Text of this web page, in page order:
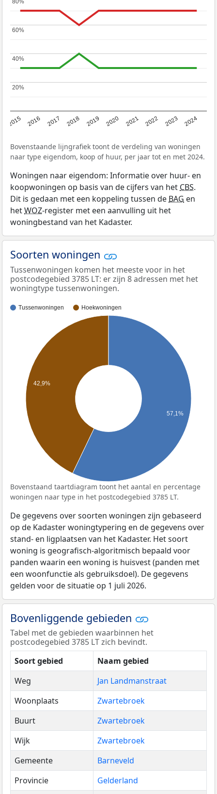
2015 2016 2017 2018 2019 2020 2021 2022 2023 2024
20%
20%
40%
40%
60%
60%
80%
80%
Bovenstaande lijngrafiek toont de verdeling van woningen
naar type eigendom, koop of huur, per jaar tot en met 2024.
Woningen naar eigendom: Informatie over huur- en
koopwoningen op basis van de cijfers van het CBS.
Dit is gedaan met een koppeling tussen de BAG en
hetWOZ-register met een aanvulling uit het
woningbestand van het Kadaster.
Soorten woningen
Tussenwoningen komen het meeste voor in het
postcodegebied 3785 LT: er zijn 8 adressen met het
woningtype tussenwoningen.
Tussenwoningen Hoekwoningen
42,9%
57,1%
Bovenstaand taartdiagram toont het aantal en percentage
woningen naar type in het postcodegebied 3785 LT.
De gegevens over soorten woningen zijn gebaseerd
op de Kadaster woningtypering en de gegevens over
stand- en ligplaatsen van het Kadaster. Het soort
woning is geografisch-algoritmisch bepaald voor
panden waarin een woning is huisvest (panden met
een woonfunctie als gebruiksdoel). De gegevens
gelden voor de situatie op 1 juli 2026.
Bovenliggende gebieden
Tabel met de gebieden waarbinnen het
postcodegebied 3785 LT zich bevindt.
Soort gebied
Naam gebied
Weg
Jan Landmanstraat
Woonplaats
Zwartebroek
Buurt
Zwartebroek
Wijk
Zwartebroek
Gemeente
Barneveld
Provincie
Gelderland